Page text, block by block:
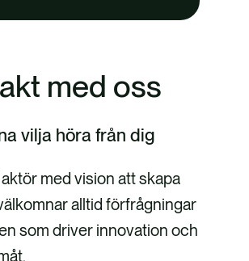
med oss
vilja höra från dig
med vision att skapa
alltid förfrågningar
som driver innovation och